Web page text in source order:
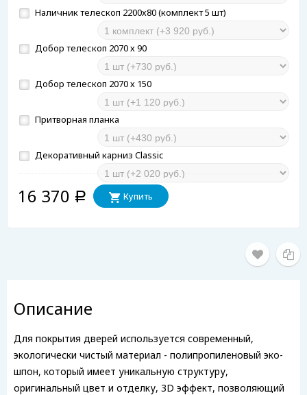
Наличник телескоп 2200х80 (комплект 5 шт)
Добор телескоп 2070 х 90
Добор телескоп 2070 х 150
Притворная планка
Декоративный карниз Classiс
16 370 Р Купить
Описание
Для покрытия дверей используется современный,
экологически чистый материал - полипропиленовый эко-
шпон, который имеет уникальную структуру,
оригинальный цвет и отделку, 3D эффект, позволяющий